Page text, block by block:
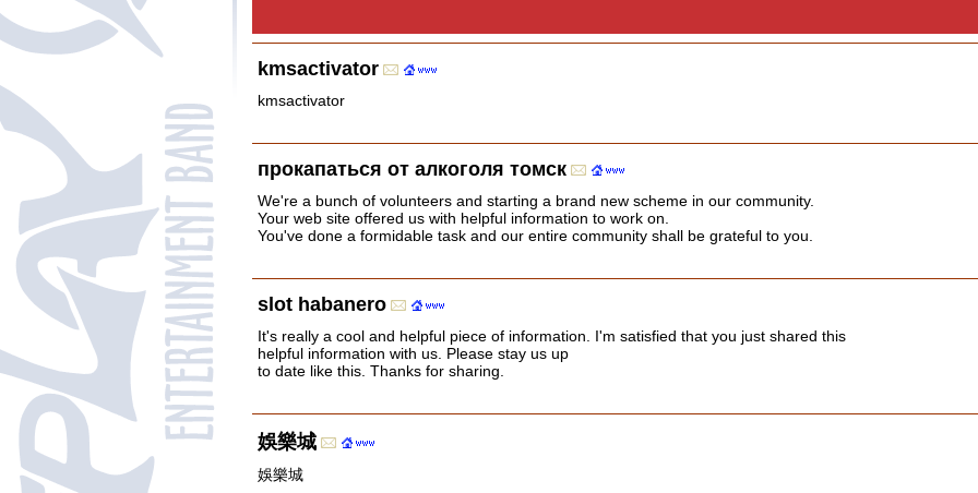
kmsactivator
kmsactivator
прокапаться от алкоголя томск
We're a bunch of volunteers and starting a brand new scheme in our community.
Your web site offered us with helpful information to work on.
You've done a formidable task and our entire community shall be grateful to you.
slot habanero
It's really a cool and helpful piece of information. I'm satisfied that you just shared this
helpful information with us. Please stay us up
to date like this. Thanks for sharing.
娛樂城
娛樂城